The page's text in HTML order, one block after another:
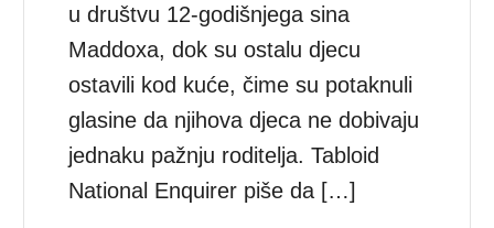
u društvu 12-godišnjega sina
Maddoxa, dok su ostalu djecu
ostavili kod kuće, čime su potaknuli
glasine da njihova djeca ne dobivaju
jednaku pažnju roditelja. Tabloid
National Enquirer piše da […]